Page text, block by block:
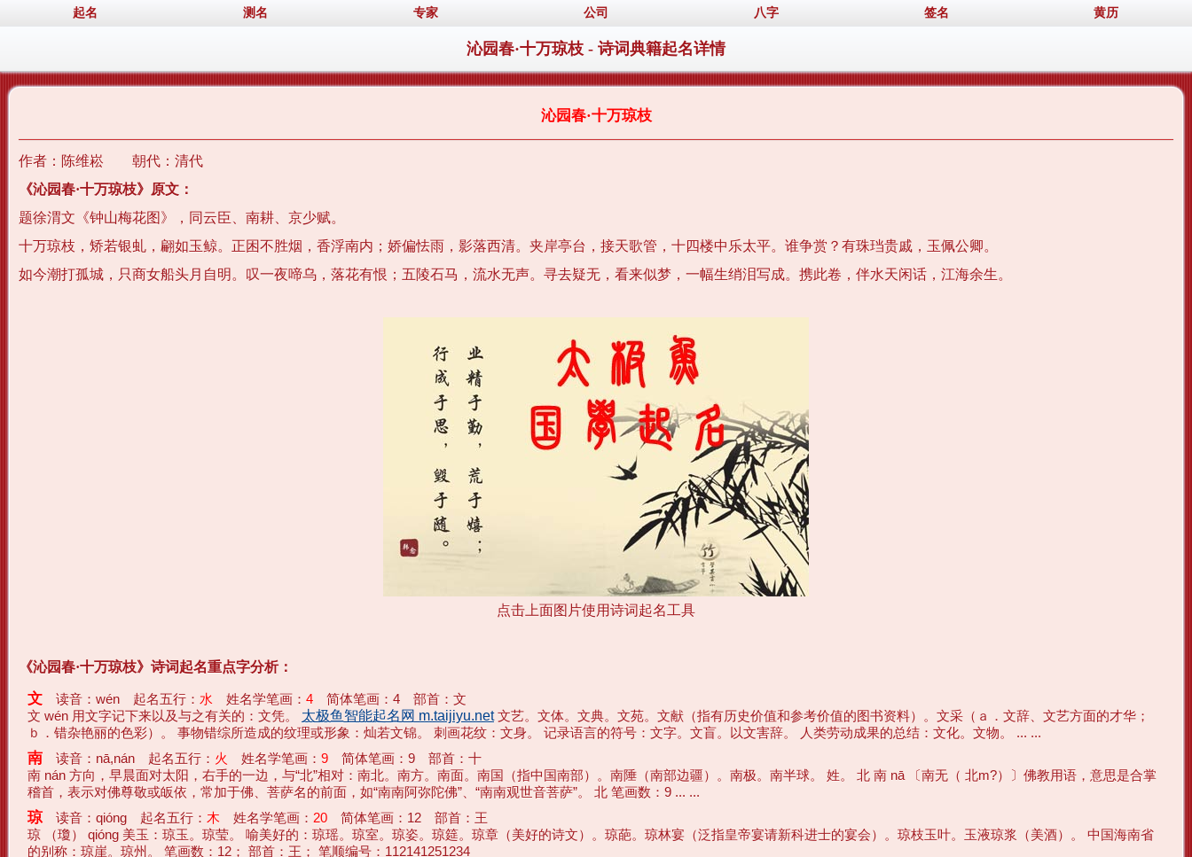
起名 测名 专家 公司 八字 签名 黄历
沁园春·十万琼枝 - 诗词典籍起名详情
沁园春·十万琼枝
作者：陈维崧 朝代：清代
《沁园春·十万琼枝》原文：
题徐渭文《钟山梅花图》，同云臣、南耕、京少赋。
十万琼枝，矫若银虬，翩如玉鲸。正困不胜烟，香浮南内；娇偏怯雨，影落西清。夹岸亭台，接天歌管，十四楼中乐太平。谁争赏？有珠珰贵戚，玉佩公卿。
如今潮打孤城，只商女船头月自明。叹一夜啼乌，落花有恨；五陵石马，流水无声。寻去疑无，看来似梦，一幅生绡泪写成。携此卷，伴水天闲话，江海余生。
点击上面图片使用诗词起名工具
《沁园春·十万琼枝》诗词起名重点字分析：
文 读音：wén 起名五行： 水 姓名学笔画： 4 简体笔画：4 部首：文
文 wén 用文字记下来以及与之有关的：文凭。 太极鱼智能起名网 m.taijiyu.net文艺。文体。文典。文苑。文献（指有历史价值和参考价值的图书资料）。文采（ａ．文辞、文艺方面的才华；
ｂ．错杂艳丽的色彩）。 事物错综所造成的纹理或形象：灿若文锦。 刺画花纹：文身。 记录语言的符号：文字。文盲。以文害辞。 人类劳动成果的总结：文化。文物。 ... ...
南 读音：nā,nán 起名五行： 火 姓名学笔画： 9 简体笔画：9 部首：十
南 nán 方向，早晨面对太阳，右手的一边，与“北”相对：南北。南方。南面。南国（指中国南部）。南陲（南部边疆）。南极。南半球。 姓。 北 南 nā 〔南无（ 北m?）〕佛教用语，意思是合掌
稽首，表示对佛尊敬或皈依，常加于佛、菩萨名的前面，如“南南阿弥陀佛”、“南南观世音菩萨”。 北 笔画数：9 ... ...
琼 读音：qióng 起名五行： 木 姓名学笔画： 20 简体笔画：12 部首：王
琼 （瓊） qióng 美玉：琼玉。琼莹。 喻美好的：琼瑶。琼室。琼姿。琼筵。琼章（美好的诗文）。琼葩。琼林宴（泛指皇帝宴请新科进士的宴会）。琼枝玉叶。玉液琼浆（美酒）。 中国海南省
的别称：琼崖。琼州。 笔画数：12； 部首：王； 笔顺编号：112141251234